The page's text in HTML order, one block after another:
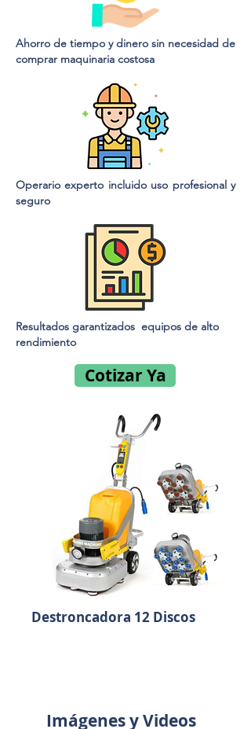
Ahorro de tiempo y dinero sin necesidad de
comprar maquinaria costosa
Operario experto incluido uso profesional y
seguro
Resultados garantizados equipos de alto
rendimiento
Cotizar Ya
Destroncadora 12 Discos
Imágenes y Videos